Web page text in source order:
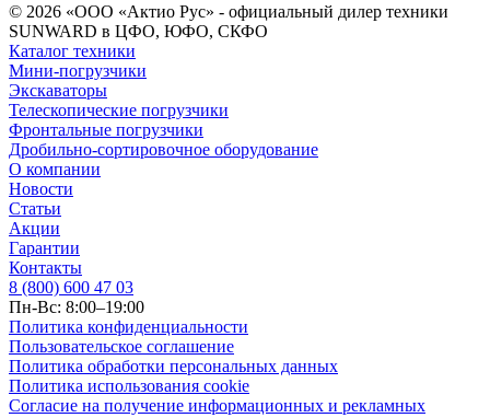
© 2026 «ООО «Актио Рус» - официальный дилер техники
SUNWARD в ЦФО, ЮФО, СКФО
Каталог техники
Мини-погрузчики
Экскаваторы
Телескопические погрузчики
Фронтальные погрузчики
Дробильно-сортировочное оборудование
О компании
Новости
Статьи
Акции
Гарантии
Контакты
8 (800) 600 47 03
Пн-Вс: 8:00–19:00
Политика конфиденциальности
Пользовательское соглашение
Политика обработки персональных данных
Политика использования cookie
Согласие на получение информационных и рекламных